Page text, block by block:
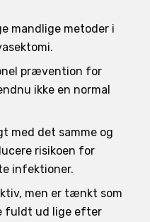
mandlige metoder i
prævention for
ikke en normal
med det samme og
risikoen for
infektioner.
men er tænkt som
fuldt ud lige efter